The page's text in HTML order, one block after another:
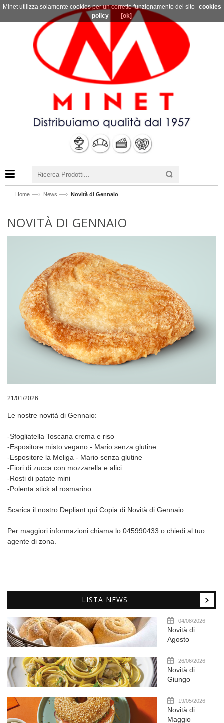
Home —› News —› Novità di Gennaio
NOVITÀ DI GENNAIO
21/01/2026
Le nostre novità di Gennaio:
-Sfogliatella Toscana crema e riso
-Espositore misto vegano - Mario senza glutine
-Espositore la Meliga - Mario senza glutine
-Fiori di zucca con mozzarella e alici
-Rosti di patate mini
-Polenta stick al rosmarino
Scarica il nostro Depliant qui Copia di Novità di Gennaio
Per maggiori informazioni chiama lo 045990433 o chiedi al tuo
agente di zona.
LISTA NEWS
04/08/2026
Novità di
Agosto
26/06/2026
Novità di
Giungo
19/05/2026
Novità di
Maggio
Minet utilizza solamente cookies per un corretto funzionamento del sito
cookies
policy
[ok]